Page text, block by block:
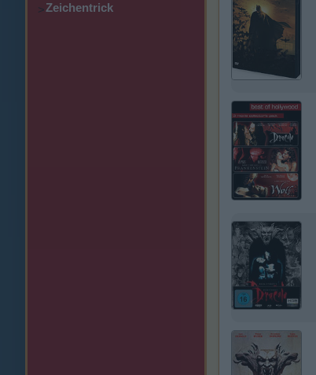
>Zeichentrick